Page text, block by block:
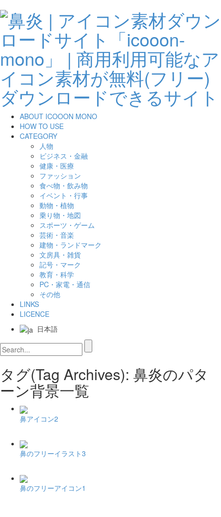
ABOUT ICOOON MONO
HOW TO USE
CATEGORY
人物
ビジネス・金融
健康・医療
ファッション
食べ物・飲み物
イベント・行事
動物・植物
乗り物・地図
スポーツ・ゲーム
芸術・音楽
建物・ランドマーク
文房具・雑貨
記号・マーク
教育・科学
PC・家電・通信
その他
LINKS
LICENCE
日本語
タグ(Tag Archives): 鼻炎のパタ
ーン背景一覧
鼻アイコン2
鼻のフリーイラスト3
鼻のフリーアイコン1